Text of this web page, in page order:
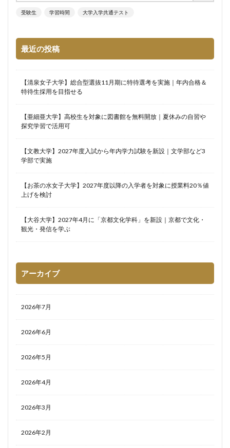
受験生 学習時間 大学入学共通テスト
最近の投稿
【清泉女子大学】総合型選抜11月期に特待選考を実施｜年内合格＆
特待生採用を目指せる
【亜細亜大学】高校生を対象に図書館を無料開放｜夏休みの自習や
探究学習で活用可
【文教大学】2027年度入試から年内学力試験を新設｜文学部など3
学部で実施
【お茶の水女子大学】2027年度以降の入学者を対象に授業料20％値
上げを検討
【大谷大学】2027年4月に「京都文化学科」を新設｜京都で文化・
観光・発信を学ぶ
アーカイブ
2026年7月
2026年6月
2026年5月
2026年4月
2026年3月
2026年2月